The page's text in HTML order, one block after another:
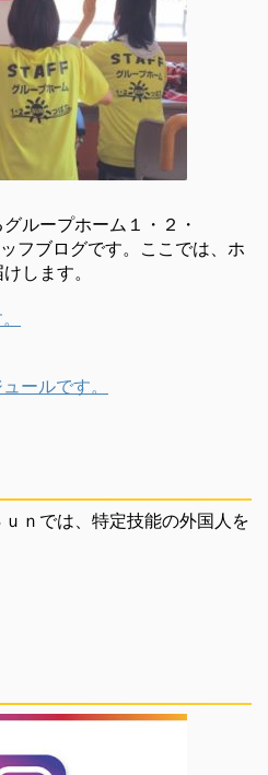
ループホーム１・２・
フブログです。ここでは、ホ
します。
ールです。
ｎでは、特定技能の外国人を